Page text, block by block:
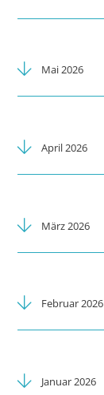
Mai 2026
April 2026
März 2026
Februar 2026
Januar 2026